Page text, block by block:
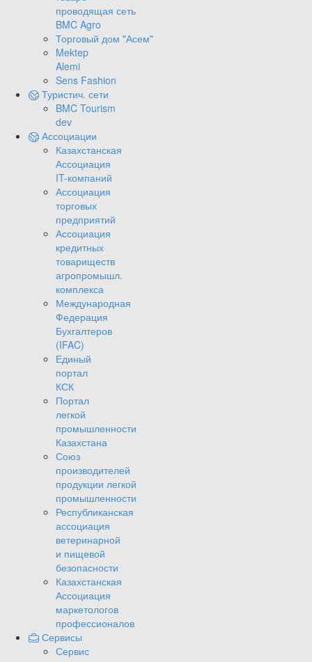
проводящая сеть
BMC Agro
Торговый дом "Асем"
Mektep
Alemi
Sens Fashion
Туристич. сети
BMC Tourism
dev
Ассоциации
Казахстанская
Ассоциация
IT-компаний
Ассоциация
торговых
предприятий
Ассоциация
кредитных
товариществ
агропромышл.
комплекса
Международная
Федерация
Бухгалтеров
(IFAC)
Единый
портал
КСК
Портал
легкой
промышленности
Казахстана
Союз
производителей
продукции легкой
промышленности
Республиканская
ассоциация
ветеринарной
и пищевой
безопасности
Казахстанская
Ассоциация
маркетологов
профессионалов
Сервисы
Сервис